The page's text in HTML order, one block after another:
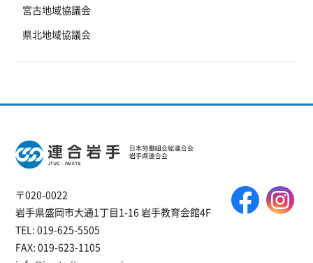
宮古地域協議会
県北地域協議会
〒020-0022
岩手県盛岡市大通1丁目1-16 岩手教育会館4F
TEL: 019-625-5505
FAX: 019-623-1105